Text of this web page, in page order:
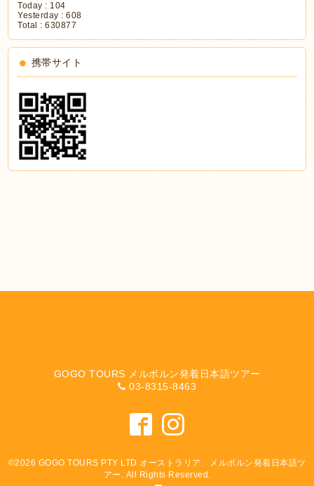
Today : 104
Yesterday :608
Total :630877
携帯サイト
GOGO TOURS メルボルン発着日本語ツアー
03-8315-8463
©2026 GOGO TOURS PTY LTD オーストラリア、メルボルン発着日本語ツ
アー . All Rights Reserved.